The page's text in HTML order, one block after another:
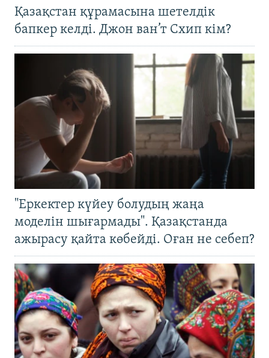
Қазақстан құрамасына шетелдік
бапкер келді. Джон ван’т Схип кім?
"Еркектер күйеу болудың жаңа
моделін шығармады". Қазақстанда
ажырасу қайта көбейді. Оған не себеп?